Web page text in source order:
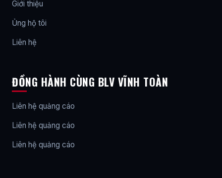
Giới thiệu
Ủng hộ tôi
Liên hệ
ĐỒNG HÀNH CÙNG BLV VĨNH TOÀN
Liên hệ quảng cáo
Liên hệ quảng cáo
Liên hệ quảng cáo